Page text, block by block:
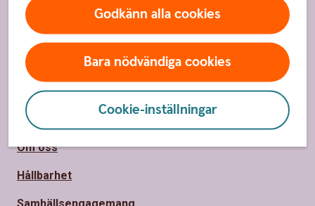
Godkänn alla cookies
Bara nödvändiga cookies
Cookie-inställningar
Spärrhjälp
Bli kund
Priser, räntor och kurser
Om oss
Om oss
Hållbarhet